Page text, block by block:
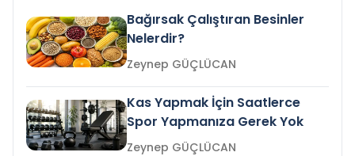
Bağırsak Çalıştıran Besinler
Nelerdir?
Zeynep GÜÇLÜCAN
Kas Yapmak İçin Saatlerce
Spor Yapmanıza Gerek Yok
Zeynep GÜÇLÜCAN